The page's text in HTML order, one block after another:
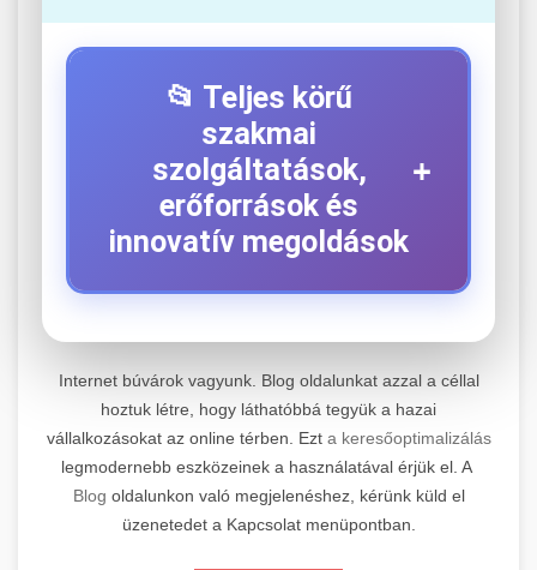
📂 Teljes körű
szakmai
szolgáltatások,
erőforrások és
innovatív megoldások
+
+
Kiemelkedő szakértelemmel rendelkező
elektromos roller javítási és átfogó
karbantartási szolgáltatásokat kínálunk minden
jelentős gyártó és modell számára. Tapasztalt
technikusaink a legmodernebb diagnosztikai
📊 2. Online Marketing
Ügynökség
+
Átfogó és eredményorientált online marketing
Internet búvárok vagyunk. Blog oldalunkat azzal a céllal
hoztuk létre, hogy láthatóbbá tegyük a hazai
vállalkozásokat az online térben. Ezt a keresőoptimalizálás
legmodernebb eszközeinek a használatával érjük el. A
Blog oldalunkon való megjelenéshez, kérünk küld el
üzenetedet a Kapcsolat menüpontban.